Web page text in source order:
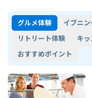
グルメ体験
イブニ
リトリート体験
キ
おすすめポイント